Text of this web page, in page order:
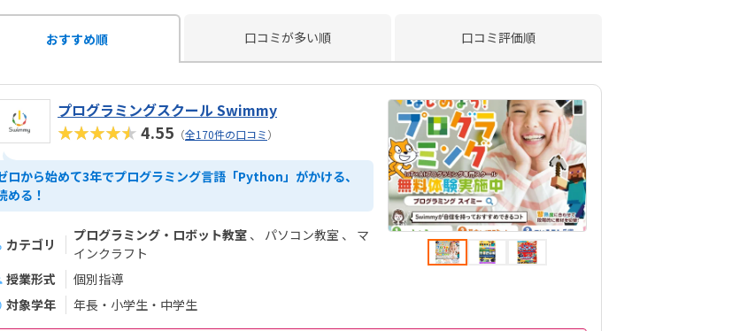
おすすめ順 口コミが多い順 口コミ評価順
プログラミングスクール Swimmy
★★★★★4.55 （全170件の口コミ）
ロから始めて3年でプログラミング言語「Python」がかける、
める！
カテゴリ
プログラミング・ロボット教室 パソコン教室
マ
インクラフト
授業形式
個別指導
対象学年
年長・小学生・中学生